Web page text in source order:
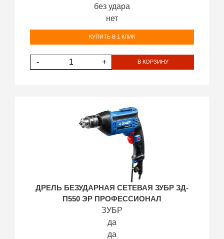
без удара
нет
КУПИТЬ В 1 КЛИК
- + В КОРЗИНУ
ДРЕЛЬ БЕЗУДАРНАЯ СЕТЕВАЯ ЗУБР ЗД-
П550 ЭР ПРОФЕССИОНАЛ
ЗУБР
да
да